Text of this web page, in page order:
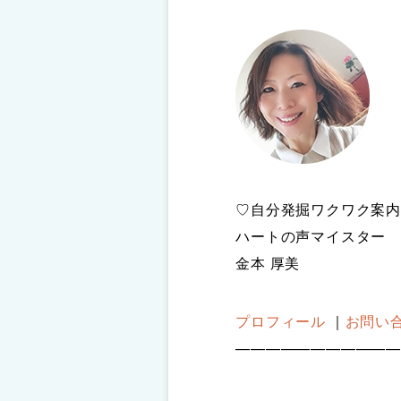
♡自分発掘ワクワク案
ハートの声マイスター
金本 厚美
プロフィール ｜ お問い